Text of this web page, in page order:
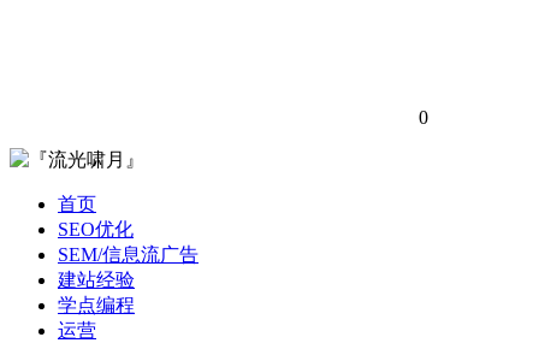
0
首页
SEO优化
SEM/信息流广告
建站经验
学点编程
运营